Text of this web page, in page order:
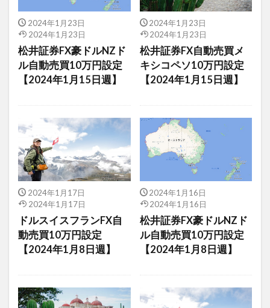
2024年1月23日
2024年1月23日
松井証券FX豪ドルNZド
ル自動売買10万円設定
【2024年1月15日週】
2024年1月23日
2024年1月23日
松井証券FX自動売買メ
キシコペソ10万円設定
【2024年1月15日週】
2024年1月17日
2024年1月17日
ドルスイスフランFX自
動売買10万円設定
【2024年1月8日週】
2024年1月16日
2024年1月16日
松井証券FX豪ドルNZド
ル自動売買10万円設定
【2024年1月8日週】